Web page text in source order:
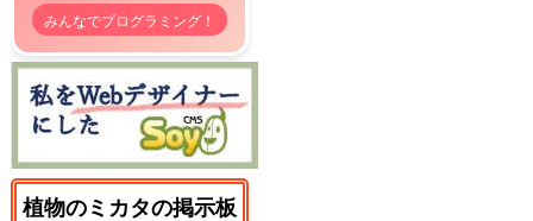
みんなでプログラミング！
植物のミカタの掲示板